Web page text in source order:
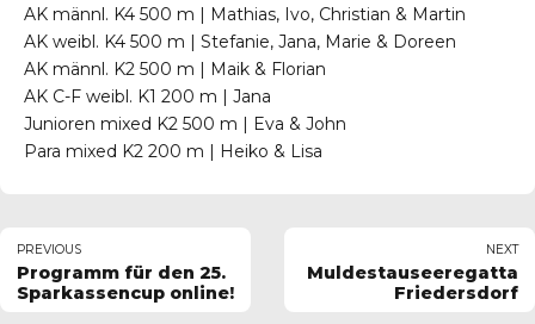
AK männl. K4 500 m | Mathias, Ivo, Christian & Martin
AK weibl. K4 500 m | Stefanie, Jana, Marie & Doreen
AK männl. K2 500 m | Maik & Florian
AK C-F weibl. K1 200 m | Jana
Junioren mixed K2 500 m | Eva & John
Para mixed K2 200 m | Heiko & Lisa
PREVIOUS
Programm für den 25.
Sparkassencup online!
NEXT
Muldestauseeregatta
Friedersdorf